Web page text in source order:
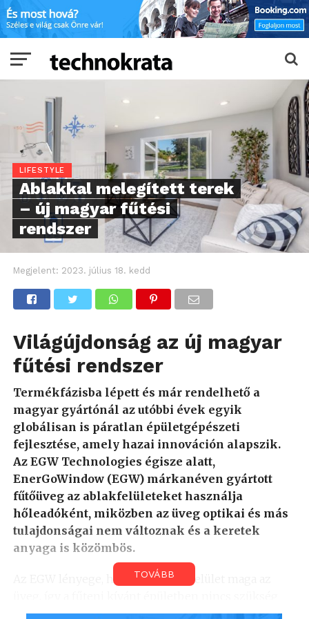
LIFESTYLE
Ablakkal melegített terek
– új magyar fűtési
rendszer
Megjelent: 2023. július 18. kedd
Világújdonság az új magyar
fűtési rendszer
Termékfázisba lépett és már rendelhető a
magyar gyártónál az utóbbi évek egyik
globálisan is páratlan épületgépészeti
fejlesztése, amely hazai innováción alapszik.
Az EGW Technologies égisze alatt,
EnerGoWindow (EGW) márkanéven gyártott
fűtőüveg az ablakfelületeket használja
hőleadóként, miközben az üveg optikai és más
tulajdonságai nem változnak és a keretek
anyaga is közömbös.
Az EGW lényege, hogy a hőleadó felület maga az
más fűtési célú gépészeti berendezésre, vagy a
TOVÁBB